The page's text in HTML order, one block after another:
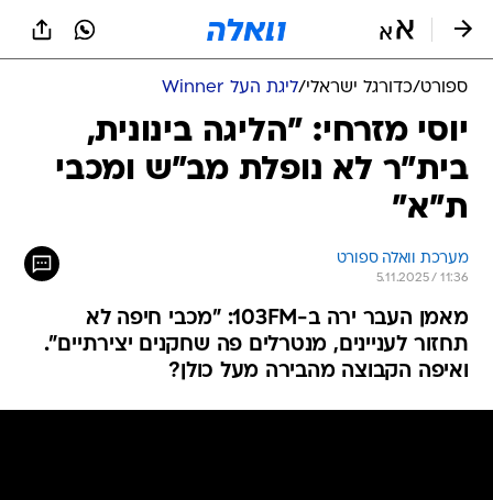
ספורט/כדורגל ישראלי/ליגת העל Winner
יוסי מזרחי: "הליגה בינונית,
בית"ר לא נופלת מב"ש ומכבי
ת"א"
מערכת וואלה ספורט
5.11.2025 / 11:36
מאמן העבר ירה ב-103FM: "מכבי חיפה לא
תחזור לעניינים, מנטרלים פה שחקנים יצירתיים".
ואיפה הקבוצה מהבירה מעל כולן?